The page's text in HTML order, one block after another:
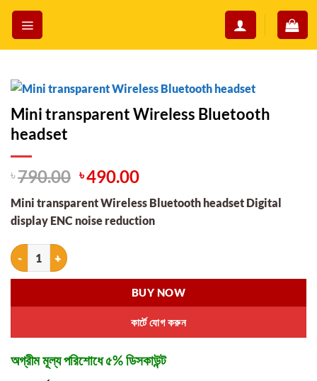
Skip
content
Mini transparent Wireless Bluetooth
headset
৳790.00 Original
was:
৳ 790.00.
৳490.00Current
is:
৳ 490.00.
Mini transparent Wireless Bluetooth headset Digital
display ENC noise reduction
Mini transparent Wireless Bluetooth headset quantity
কার্টে যোগ করুন
BUY NOW
অগ্রীম মূল্য পরিশোধে ৫% ডিসকাউন্ট